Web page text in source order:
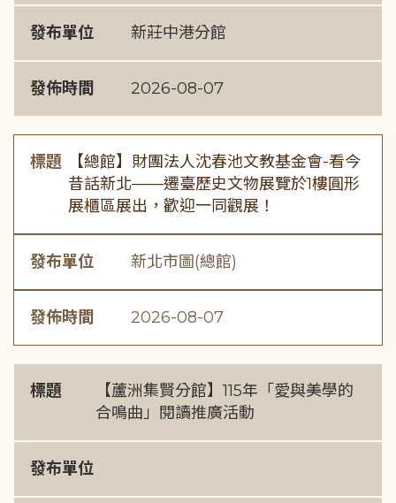
發布單位 新莊中港分館
發佈時間 2026-08-07
標題
【總館】財團法人沈春池文教基金會-看今
昔話新北——遷臺歷史文物展覽於1樓圓形
展櫃區展出，歡迎一同觀展！
發布單位 新北市圖(總館)
發佈時間 2026-08-07
標題
【蘆洲集賢分館】115年「愛與美學的
合鳴曲」閱讀推廣活動
發布單位